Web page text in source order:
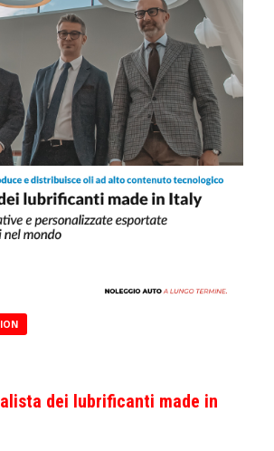
dei lubrificanti made in